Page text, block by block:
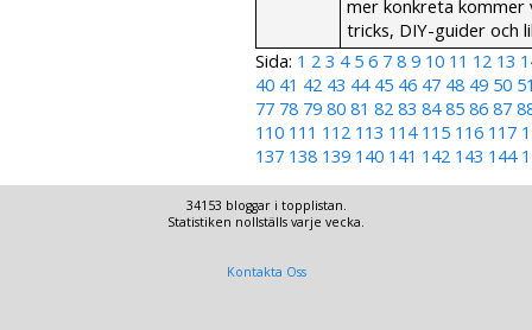
mer konkreta
tricks, DIY-guider och
Sida: 1 2 3 4 5 6 7 8 9 10 11 12 13
40 41 42 43 44 45 46 47 48 49 50
77 78 79 80 81 82 83 84 85 86 87
110 111 112 113 114 115 116 117
137 138 139 140 141 142 143 144
34153 bloggar i topplistan.
Statistiken nollställs varje vecka.
Kontakta Oss